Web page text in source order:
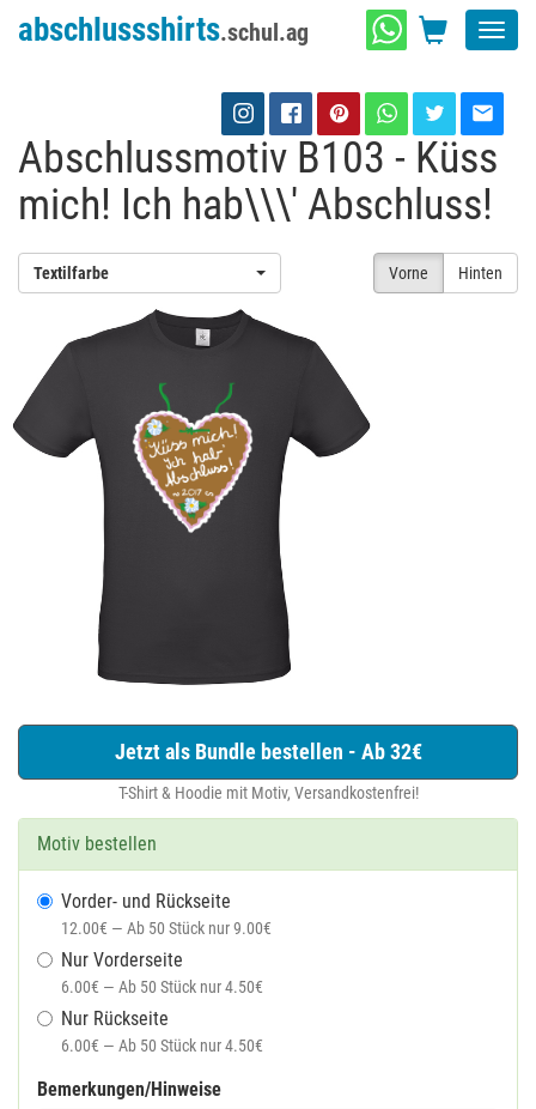
abschlussshirts.schul.ag
Abschlussmotiv B103 - Küss
mich! Ich hab\\\' Abschluss!
Vorne Hinten
Textilfarbe
Jetzt als Bundle bestellen - Ab 32€
T-Shirt & Hoodie mit Motiv, Versandkostenfrei!
Motiv bestellen
Vorder- und Rückseite
12.00€ — Ab 50 Stück nur 9.00€
Nur Vorderseite
6.00€ — Ab 50 Stück nur 4.50€
Nur Rückseite
6.00€ — Ab 50 Stück nur 4.50€
Bemerkungen/Hinweise